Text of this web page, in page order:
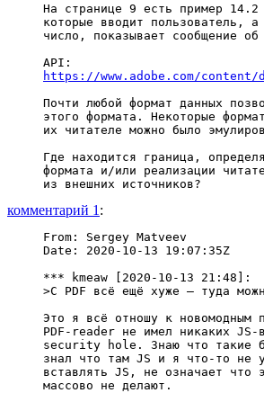
На странице 9 есть пример
которые вводит пользователь,
число, показывает сообщение об
https://www.adobe.com/
Почти любой формат данных
этого формата. Некоторые
их читателе можно было
Где находится граница,
формата и/или реализации
комментарий 1 :
From: Sergey Matveev
Date: 2020-10-13 19:07:35Z
*** kmeaw [2020-10-13 21:48]:
>С PDF всё ещё хуже — туда
Это я всё отношу к новомодным
PDF-reader не имел никаких
security hole. Знаю что такие
знал что там JS и я что-то не
вставлять JS, не означает что
массово не делают.